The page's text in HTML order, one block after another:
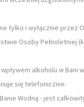
tylko i wyłącznie przez
Osoby Pełnoletniej
alkoholu w Bani
się telefonicznie.
Wodną - jest